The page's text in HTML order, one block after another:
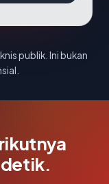
publik. Ini bukan